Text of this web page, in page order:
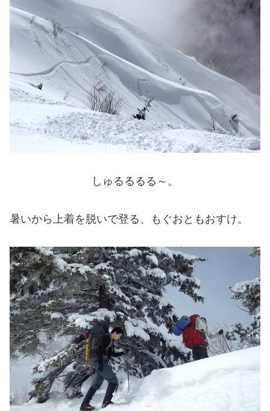
しゅるるるる～。
暑いから上着を脱いで登る、もぐおともおすけ。